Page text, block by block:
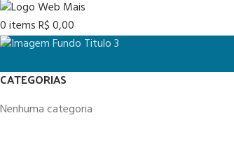
0itemsR$0,00
CATEGORIAS
Nenhuma categoria